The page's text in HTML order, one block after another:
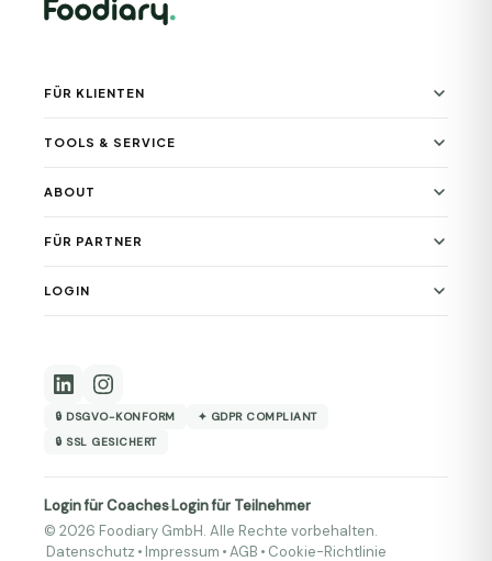
FÜR KLIENTEN
TOOLS & SERVICE
ABOUT
FÜR PARTNER
LOGIN
🔒 DSGVO-KONFORM
✦ GDPR COMPLIANT
🔒 SSL GESICHERT
Login für Coaches·Login für Teilnehmer
© 2026 Foodiary GmbH. Alle Rechte vorbehalten.
Datenschutz • Impressum •AGB • Cookie-Richtlinie